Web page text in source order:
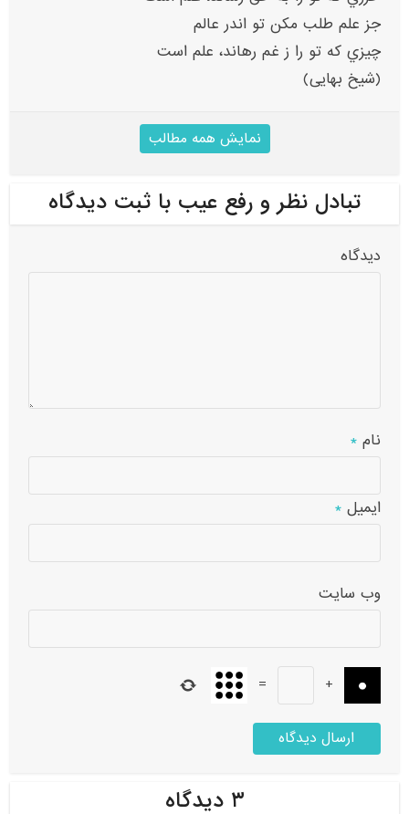
جز علم طلب مکن تو اندر عالم
چيزي که تو را ز غم رهاند، علم است
(شیخ بهایی)
نمایش همه مطالب
تبادل نظر و رفع عیب با ثبت دیدگاه
دیدگاه
نام*
ایمیل*
وب‌ سایت
+
=
۳ دیدگاه